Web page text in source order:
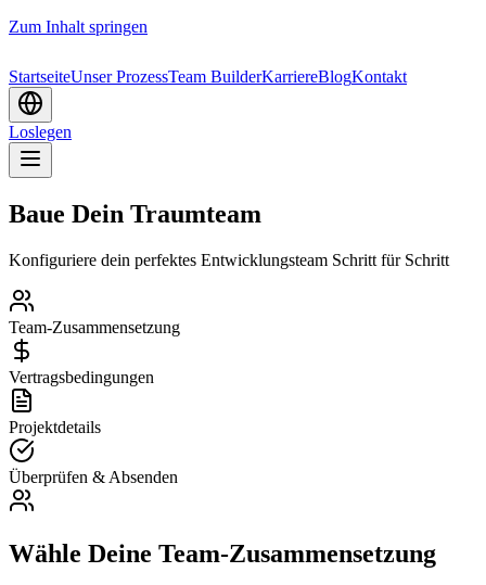
Zum Inhalt springen
StartseiteUnser ProzessTeam BuilderKarriereBlogKontakt
Loslegen
Baue Dein Traumteam
Konfiguriere dein perfektes Entwicklungsteam Schritt für Schritt
Team-Zusammensetzung
Vertragsbedingungen
Projektdetails
Überprüfen & Absenden
Wähle Deine Team-Zusammensetzung